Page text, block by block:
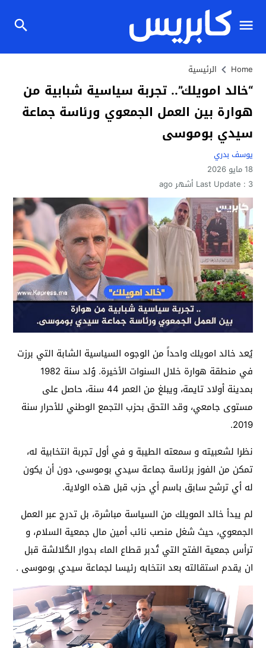
Home الرئيسية
“خالد امويلك”.. تجربة سياسية شبابية من
هوارة بين العمل الجمعوي ورئاسة جماعة
سيدي بوموسى
يوسف بدري
18 مايو 2026
Last Update : 3 أشهر ago
يُعد خالد امويلك واحداً من الوجوه السياسية الشابة التي برزت
في منطقة هوارة خلال السنوات الأخيرة. وُلد سنة 1982
بمدينة أولاد تايمة، ويبلغ من العمر 44 سنة، حاصل على
مستوى جامعي، وقد التحق بحزب التجمع الوطني للأحرار سنة
2019.
نظرا لشعبيته و سمعته الطيبة و في أول تجربة انتخابية له،
تمكن من الفوز برئاسة جماعة سيدي بوموسى، دون أن يكون
له أي ترشح سابق باسم أي حزب قبل هذه الولاية.
لم يبدأ خالد المويلك من السياسة مباشرة، بل تدرج عبر العمل
الجمعوي، حيث شغل منصب نائب أمين مال جمعية السلام، و
ترأس جمعية الفتح التي تُدبر قطاع الماء بدوار الگلالشة قبل
ان يقدم استقالته بعد انتخابه رئيسا لجماعة سيدي بوموسى .